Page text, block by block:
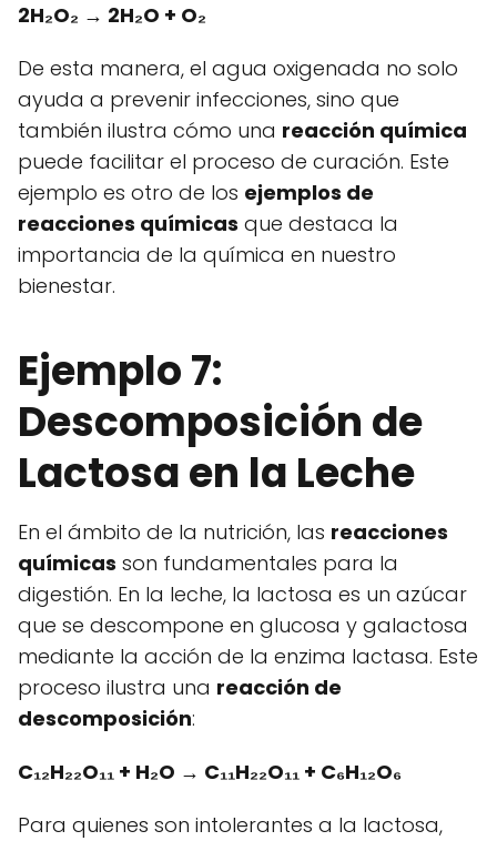
2H₂O₂ → 2H₂O + O₂
De esta manera, el agua oxigenada no solo
ayuda a prevenir infecciones, sino que
también ilustra cómo una reacción química
puede facilitar el proceso de curación. Este
ejemplo es otro de los ejemplos de
reacciones químicas que destaca la
importancia de la química en nuestro
bienestar.
Ejemplo 7:
Descomposición de
Lactosa en la Leche
En el ámbito de la nutrición, las reacciones
químicas son fundamentales para la
digestión. En la leche, la lactosa es un azúcar
que se descompone en glucosa y galactosa
mediante la acción de la enzima lactasa. Este
proceso ilustra una reacción de
descomposición:
C₁₂H₂₂O₁₁ + H₂O → C₁₁H₂₂O₁₁ + C₆H₁₂O₆
Para quienes son intolerantes a la lactosa,